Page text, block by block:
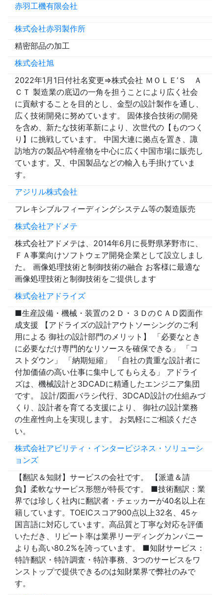
赤羽工機有限会社
株式会社赤羽製作所
精密部品の加工
株式会社旭
2022年1月1日付社名変更⇒株式会社 ＭＯＬＥ’Ｓ Ａ
ＣＴ 製造業の底辺の一角を担うことにより広く社会
に貢献することを目的とし、金型の設計製作を通し、
広く技術開発に努めています。 固体接合技術の開発
を含め、新たな技術革新により、次世代の【ものつく
り】に挑戦しています。 中国大連に拠点を置き、諏
訪地方の製品や特産物を中心に広く中国市場に販売し
ています。又、中国製品などの輸入も手掛けていま
す。
アジリル株式会社
フレキシブルフィーディングシステム等の製造販売
株式会社アドメテ
株式会社アドメテは、2014年6月に長野県茅野市に、
ＦＡ事業向けソフトウェア開発企業として設立しまし
た。 画像処理技術と制御技術の融合 お客様に最適な
画像処理技術と制御技術をご提供します
株式会社アドライズ
■生産設備・機械・装置の２Ｄ・３ＤのＣＡＤ図面作
成支援 【アドライズの設計アウトソーシングのご利
用による 御社の設計部門のメリット】 「必要なとき
に必要なだけ専門的なリソースを確保できる」 「コ
ストダウン」 「納期短縮」 「自社の貴重な設計者に
付加価値の高い仕事に集中してもらえる」 アドライ
ズは、機械設計と3DCADに精通したエンジニア集団
です。 設計/図面バラシ代行、3DCAD設計の仕組みづ
くり、設計者を育てる支援により、 御社の設計業務
の生産性向上を実現します。 お気軽にご相談くださ
い。
株式会社アビリティ・インタービジネス・ソリューシ
ョンズ
【翻訳＆知財】サービスの会社です。 【派遣＆請
負】柔軟なサービス形態が特長です。 ■技術翻訳：業
界では珍しく社内に翻訳者・チェッカーが40名以上在
籍しています。TOEICスコア900点以上32名、45ヶ
国言語に対応しています。高品質と丁寧な対応を評価
いただき、リピート率は業界リーディングカンパニー
よりも高い80.2%を誇っています。 ■知財サービス：
特許翻訳・特許調査・特許事務、3つのサービスをワ
ンストップで提供できるのは知財業界で弊社のみで
す。